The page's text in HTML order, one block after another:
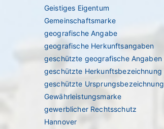
Geistiges Eigentum
Gemeinschaftsmarke
geografische Angabe
geografische Herkunftsangaben
geschützte geografische Angaben
geschützte Herkunftsbezeichnung
geschützte Ursprungsbezeichnung
Gewährleistungsmarke
gewerblicher Rechtsschutz
Hannover